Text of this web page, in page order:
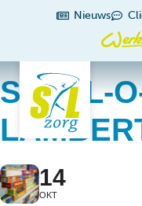
Nieuws
SPEEL-
14
OKT